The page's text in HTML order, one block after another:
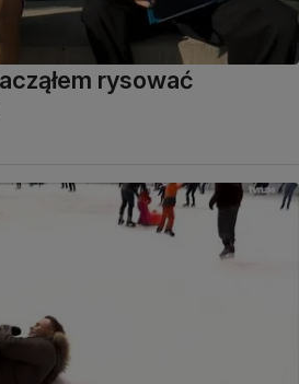
rysować